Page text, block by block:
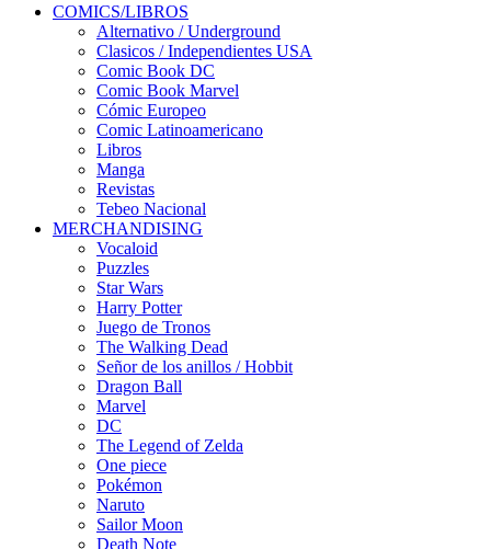
COMICS/LIBROS
Alternativo / Underground
Clasicos / Independientes USA
Comic Book DC
Comic Book Marvel
Cómic Europeo
Comic Latinoamericano
Libros
Manga
Revistas
Tebeo Nacional
MERCHANDISING
Vocaloid
Puzzles
Star Wars
Harry Potter
Juego de Tronos
The Walking Dead
Señor de los anillos / Hobbit
Dragon Ball
Marvel
DC
The Legend of Zelda
One piece
Pokémon
Naruto
Sailor Moon
Death Note